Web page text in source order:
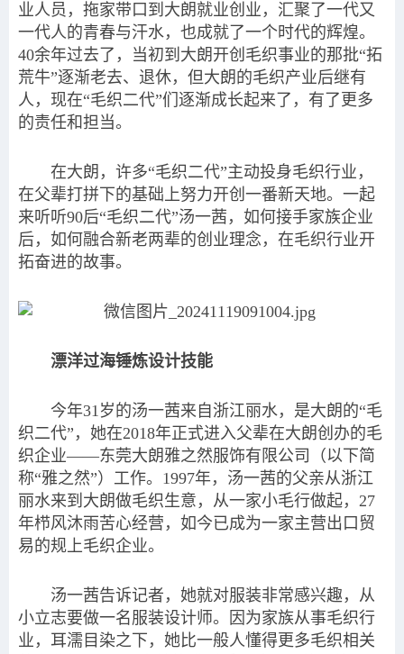
业人员，拖家带口到大朗就业创业，汇聚了一代又
一代人的青春与汗水，也成就了一个时代的辉煌。
40余年过去了，当初到大朗开创毛织事业的那批“拓
荒牛”逐渐老去、退休，但大朗的毛织产业后继有
人，现在“毛织二代”们逐渐成长起来了，有了更多
的责任和担当。
在大朗，许多“毛织二代”主动投身毛织行业，
在父辈打拼下的基础上努力开创一番新天地。一起
来听听90后“毛织二代”汤一茜，如何接手家族企业
后，如何融合新老两辈的创业理念，在毛织行业开
拓奋进的故事。
漂洋过海锤炼设计技能
今年31岁的汤一茜来自浙江丽水，是大朗的“毛
织二代”，她在2018年正式进入父辈在大朗创办的毛
织企业——东莞大朗雅之然服饰有限公司（以下简
称“雅之然”）工作。1997年， 汤一茜的父亲从浙江
丽水来到大朗做毛织生意，从一家小毛行做起，27
年栉风沐雨苦心经营，如今已成为一家主营出口贸
易的规上毛织企业。
汤一茜告诉记者，她就对服装非常感兴趣，从
小立志要做一名服装设计师。因为家族从事毛织行
业，耳濡目染之下，她比一般人懂得更多毛织相关